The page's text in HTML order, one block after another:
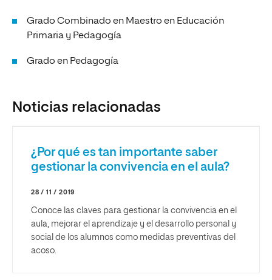
Grado Combinado en Maestro en Educación
Primaria y Pedagogía
Grado en Pedagogía
Noticias relacionadas
¿Por qué es tan importante saber
gestionar la convivencia en el aula?
28 / 11 / 2019
Conoce las claves para gestionar la convivencia en el
aula, mejorar el aprendizaje y el desarrollo personal y
social de los alumnos como medidas preventivas del
acoso.